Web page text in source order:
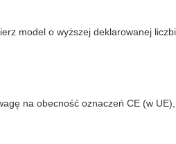
model o wyższej deklarowanej
na obecność oznaczeń CE (w